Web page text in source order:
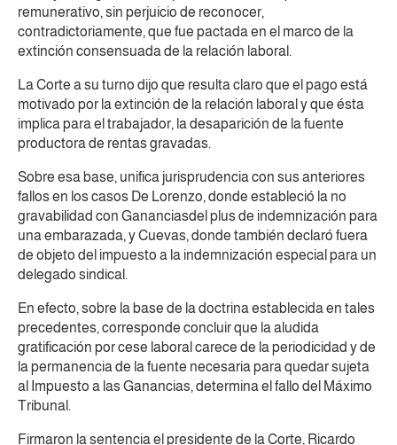
remunerativo, sin perjuicio de reconocer,
contradictoriamente, que fue pactada en el marco de la
extinción consensuada de la relación laboral.
La Corte a su turno dijo que resulta claro que el pago está
motivado por la extinción de la relación laboral y que ésta
implica para el trabajador, la desaparición de la fuente
productora de rentas gravadas.
Sobre esa base, unifica jurisprudencia con sus anteriores
fallos en los casos De Lorenzo, donde estableció la no
gravabilidad con Gananciasdel plus de indemnización para
una embarazada, y Cuevas, donde también declaró fuera
de objeto del impuesto a la indemnización especial para un
delegado sindical.
En efecto, sobre la base de la doctrina establecida en tales
precedentes, corresponde concluir que la aludida
gratificación por cese laboral carece de la periodicidad y de
la permanencia de la fuente necesaria para quedar sujeta
al Impuesto a las Ganancias, determina el fallo del Máximo
Tribunal.
Firmaron la sentencia el presidente de la Corte, Ricardo